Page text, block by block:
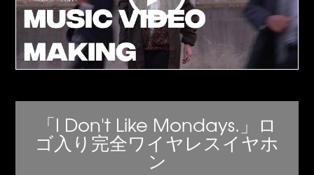
「I Don't Like Mondays.」ロ
ゴ入り完全ワイヤレスイヤホ
ン